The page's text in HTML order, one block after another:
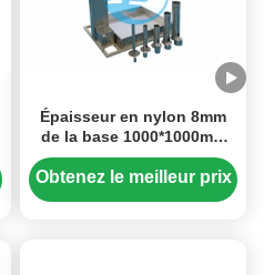
Épaisseur en nylon 8mm
de la base 1000*1000mm
de machine d'essai de
l'impact IEC60068-2-75
Obtenez le meilleur prix